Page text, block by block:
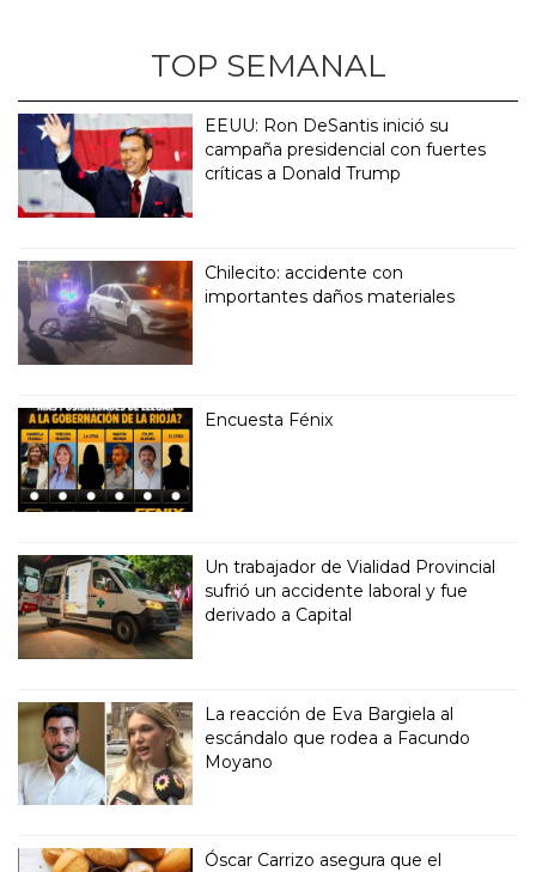
TOP SEMANAL
EEUU: Ron DeSantis inició su
campaña presidencial con fuertes
críticas a Donald Trump
Chilecito: accidente con
importantes daños materiales
Encuesta Fénix
Un trabajador de Vialidad Provincial
sufrió un accidente laboral y fue
derivado a Capital
La reacción de Eva Bargiela al
escándalo que rodea a Facundo
Moyano
Óscar Carrizo asegura que el